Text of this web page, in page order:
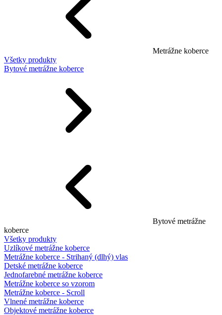
Metrážne koberce
Všetky produkty
Bytové metrážne koberce
Bytové metrážne
koberce
Všetky produkty
Uzlíkové metrážne koberce
Metrážne koberce - Strihaný (dlhý) vlas
Detské metrážne koberce
Jednofarebné metrážne koberce
Metrážne koberce so vzorom
Metrážne koberce - Scroll
Vlnené metrážne koberce
Objektové metrážne koberce